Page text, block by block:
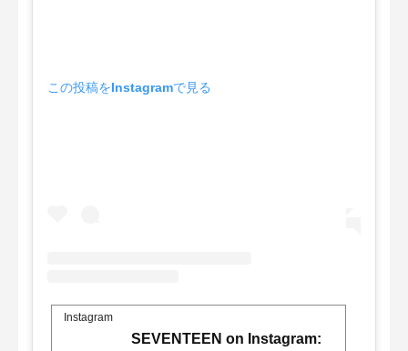
この投稿をInstagramで見る
Instagram
SEVENTEEN on Instagram: